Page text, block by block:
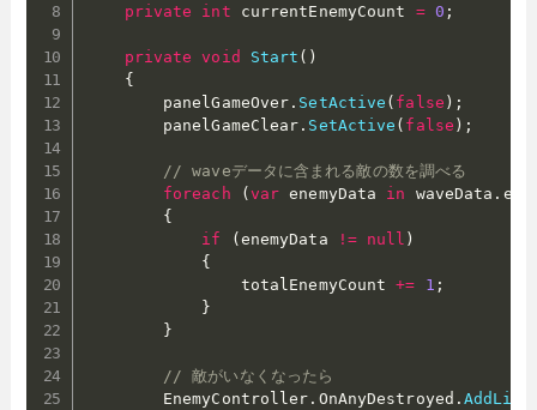
private
int currentEnemyCount = 0 ;
private void Start ( )
{
        panelGameOver
. SetActive ( false ) ;
        panelGameClear
. SetActive ( false ) ;
// waveデータに含まれる敵の数を調べる
foreach
( var enemyData in waveData .
{
if
( enemyData != null )
{
                totalEnemyCount
+= 1 ;
}
}
// 敵がいなくなったら
        EnemyController
. OnAnyDestroyed .